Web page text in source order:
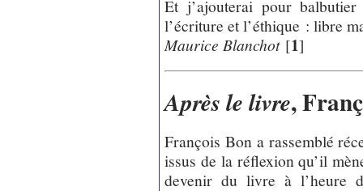
Et j’ajouterai pour
l’écriture et l’éthique : libre
Maurice Blanchot[1]
Après le livre,
François Bon a rassemblé
issus de la réflexion qu’il
devenir du livre à l’heure